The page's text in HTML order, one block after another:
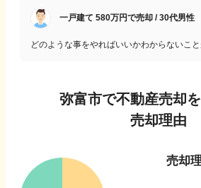
一戸建て 580万円で売却 / 30代男性
弥富市で不動産売却
売却理由
売却